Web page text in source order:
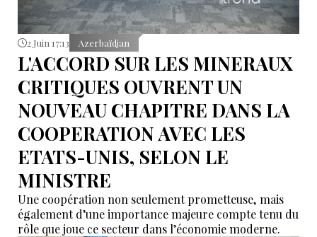
2 Juin 17:13 Azerbaïdjan
L'ACCORD SUR LES MINERAUX
CRITIQUES OUVRENT UN
NOUVEAU CHAPITRE DANS LA
COOPERATION AVEC LES
ETATS-UNIS, SELON LE
MINISTRE
Une coopération non seulement prometteuse, mais
également d’une importance majeure compte tenu du
rôle que joue ce secteur dans l’économie moderne.